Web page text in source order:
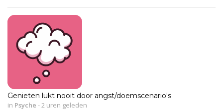
Genieten lukt nooit door angst/doemscenario's
in Psyche - 2 uren geleden